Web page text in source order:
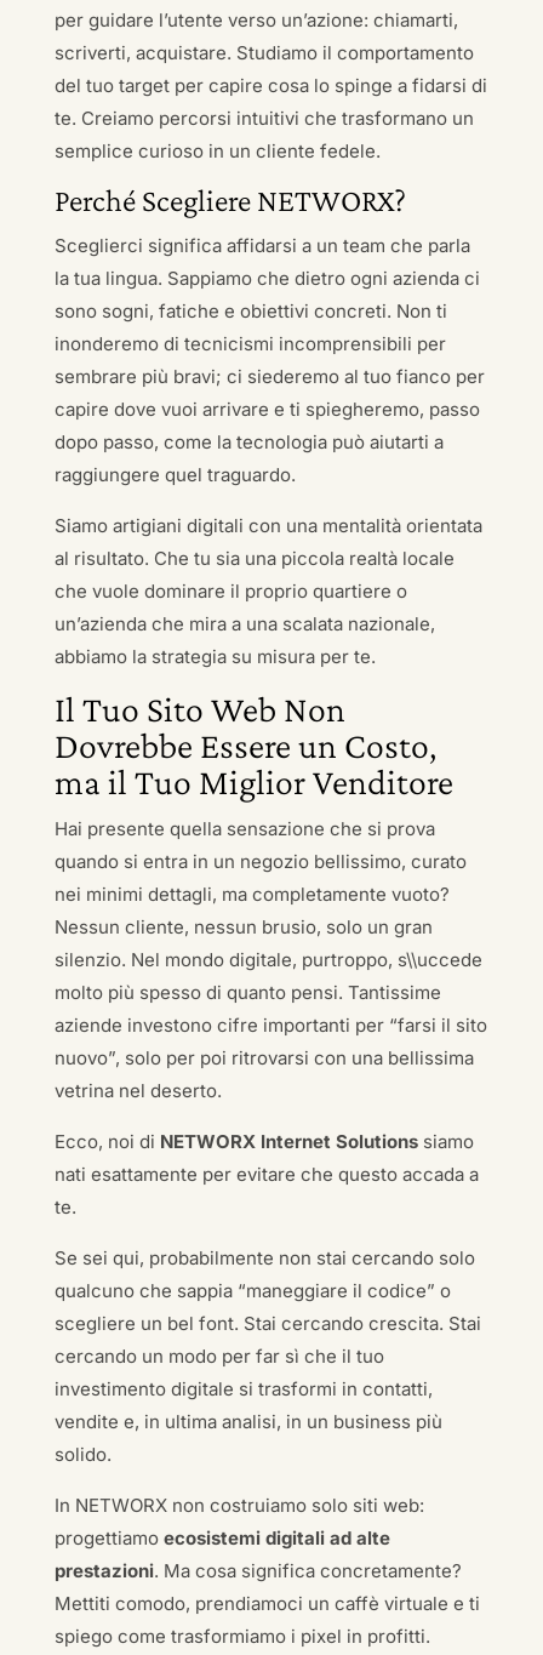
per guidare l’utente verso un’azione: chiamarti,
scriverti, acquistare. Studiamo il comportamento
del tuo target per capire cosa lo spinge a fidarsi di
te. Creiamo percorsi intuitivi che trasformano un
semplice curioso in un cliente fedele.
Perché Scegliere NETWORX?
Sceglierci significa affidarsi a un team che parla
la tua lingua. Sappiamo che dietro ogni azienda ci
sono sogni, fatiche e obiettivi concreti. Non ti
inonderemo di tecnicismi incomprensibili per
sembrare più bravi; ci siederemo al tuo fianco per
capire dove vuoi arrivare e ti spiegheremo, passo
dopo passo, come la tecnologia può aiutarti a
raggiungere quel traguardo.
Siamo artigiani digitali con una mentalità orientata
al risultato. Che tu sia una piccola realtà locale
che vuole dominare il proprio quartiere o
un’azienda che mira a una scalata nazionale,
abbiamo la strategia su misura per te.
Il Tuo Sito Web Non
Dovrebbe Essere un Costo,
ma il Tuo Miglior Venditore
Hai presente quella sensazione che si prova
quando si entra in un negozio bellissimo, curato
nei minimi dettagli, ma completamente vuoto?
Nessun cliente, nessun brusio, solo un gran
silenzio. Nel mondo digitale, purtroppo, s\\uccede
molto più spesso di quanto pensi. Tantissime
aziende investono cifre importanti per “farsi il sito
nuovo”, solo per poi ritrovarsi con una bellissima
vetrina nel deserto.
Ecco, noi di NETWORX Internet Solutionssiamo
nati esattamente per evitare che questo accada a
te.
Se sei qui, probabilmente non stai cercando solo
qualcuno che sappia “maneggiare il codice” o
scegliere un bel font. Stai cercando crescita. Stai
cercando un modo per far sì che il tuo
investimento digitale si trasformi in contatti,
vendite e, in ultima analisi, in un business più
solido.
In NETWORX non costruiamo solo siti web:
progettiamo ecosistemi digitali ad alte
prestazioni. Ma cosa significa concretamente?
Mettiti comodo, prendiamoci un caffè virtuale e ti
spiego come trasformiamo i pixel in profitti.